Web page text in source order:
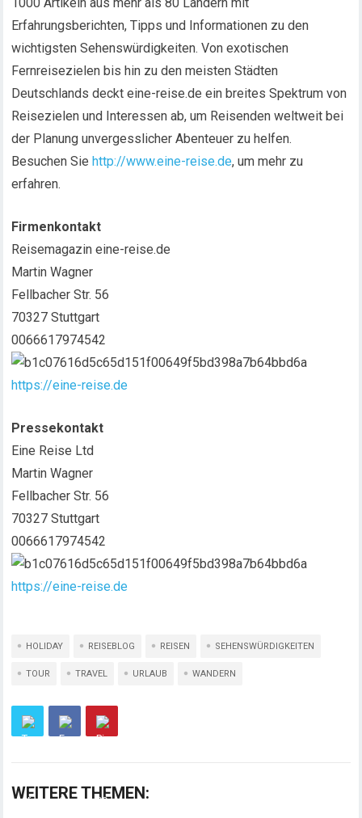
Erfahrungsberichten, Tipps und Informationen zu den
wichtigsten Sehenswürdigkeiten. Von exotischen
Fernreisezielen bis hin zu den meisten Städten
Deutschlands deckt eine-reise.de ein breites Spektrum von
Reisezielen und Interessen ab, um Reisenden weltweit bei
der Planung unvergesslicher Abenteuer zu helfen.
Besuchen Siehttp://www.eine-reise.de, um mehr zu
erfahren.
Firmenkontakt
Reisemagazin eine-reise.de
Martin Wagner
Fellbacher Str. 56
70327 Stuttgart
0066617974542
https://eine-reise.de
Pressekontakt
Eine Reise Ltd
Martin Wagner
Fellbacher Str. 56
70327 Stuttgart
0066617974542
https://eine-reise.de
HOLIDAY REISEBLOG REISEN SEHENSWÜRDIGKEITEN
TOUR TRAVEL URLAUB WANDERN
WEITERE THEMEN: